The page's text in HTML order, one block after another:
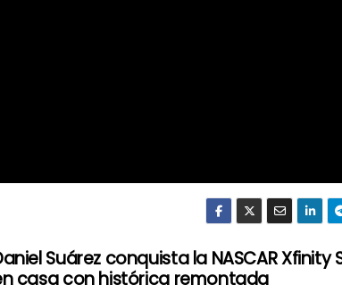
Suárez conquista la NASCAR Xfinity
casa con histórica remontada